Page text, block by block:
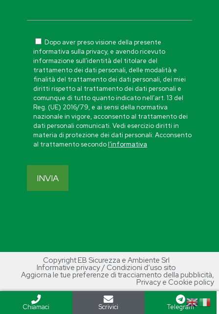
Dopo aver preso visione della presente
informativa sulla privacy, e avendo ricevuto
informazione sull’identità del titolare del
trattamento dei dati personali, delle modalità e
finalità del trattamento dei dati personali, dei miei
diritti rispetto al trattamento dei dati personali e
comunque di tutto quanto indicato nell’art. 13 del
Reg. (UE) 2016/79, e ai sensi della normativa
nazionale in vigore, acconsento al trattamento dei
dati personali comunicati. Vedi esercizio diritti in
materia di protezione dei dati personali: Acconsento
al trattamento secondol’informativa
Copyright EB Sicurezza e Ambiente Srl
Informative privacy / Condizioni d’uso sito
Aggiorna le tue preferenze di tracciamento della pubblicità,
Privacy e Cookie policy
Chiamaci Scrivici Telegram